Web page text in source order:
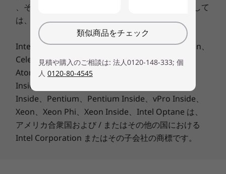
どこでも快適に使える
快適性とタイピング精度のために設計された人間
工学に基づいたキーボードを搭載。大きなタッチ
パッドにより、マウスを使わなくてもどこでも生
産性が向上します。
、そして、アップグレード、ダウングレードに関して
は、
こちらの情報をご確認ください。
Intel、インテル、Intel ロゴ、Ultrabook、Celeron、
Celeron Inside、Core Inside、Intel Atom、Intel
Atom Inside、Intel Core、Intel Inside、Intel
Inside ロゴ、Intel vPro、Itanium、Itanium
Inside、Pentium、Pentium Inside、vPro Inside、
Xeon、Xeon Phi、Xeon Inside、Intel Optane は、
アメリカ合衆国および / またはその他の国における
Intel Corporation またはその子会社の商標です。
類似商品をチェック
見積や購入のご相談は: 法人0120-148-333; 個
人 0120-80-4545